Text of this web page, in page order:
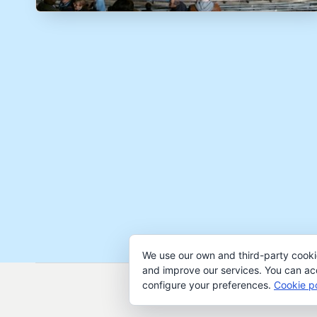
We use our own and third-party
and improve our services. You can
configure your preferences. Cookie